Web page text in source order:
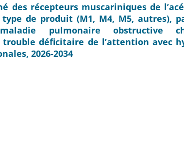
des récepteurs muscariniques de
de produit (M1, M4, M5, autres),
maladie pulmonaire obstructive
trouble déficitaire de l’attention avec
2026-2034